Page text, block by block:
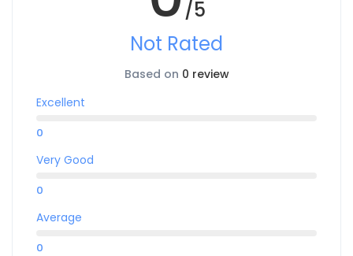
/5
Not Rated
Based on 0 review
Excellent
0
Very Good
0
Average
0